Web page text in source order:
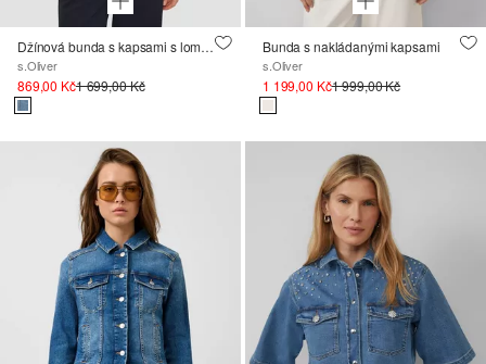
Džínová bunda s kapsami s lomítkem
s.Oliver
869,00 Kč1 699,00 Kč
Bunda s nakládanými kapsami
s.Oliver
1 199,00 Kč1 999,00 Kč